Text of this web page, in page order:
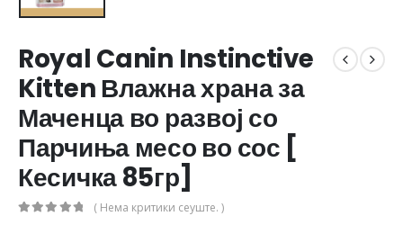
Royal Canin Instinctive
Kitten Влажна храна за
Маченца во развој со
Парчиња месо во сос [
Кесичка 85гр]
( Нема критики сеуште. )